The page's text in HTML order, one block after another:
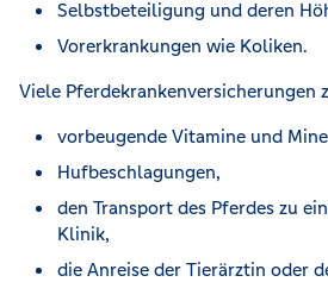
Selbstbeteiligung und deren
Vorerkrankungen wie Koliken.
Viele Pferdekrankenversicherungen
vorbeugende Vitamine und
Hufbeschlagungen,
den Transport des Pferdes zu
Klinik,
die Anreise der Tierärztin oder